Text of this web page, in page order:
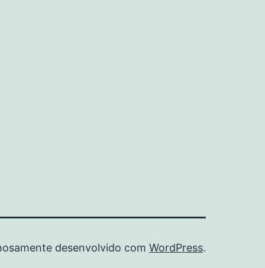
desenvolvido com WordPress.